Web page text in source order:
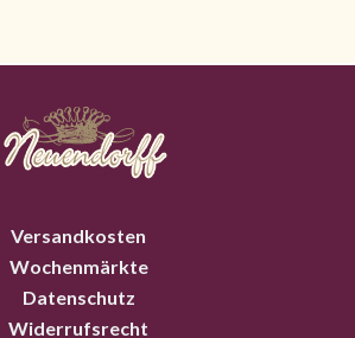
Versandkosten
Wochenmärkte
Datenschutz
Widerrufsrecht